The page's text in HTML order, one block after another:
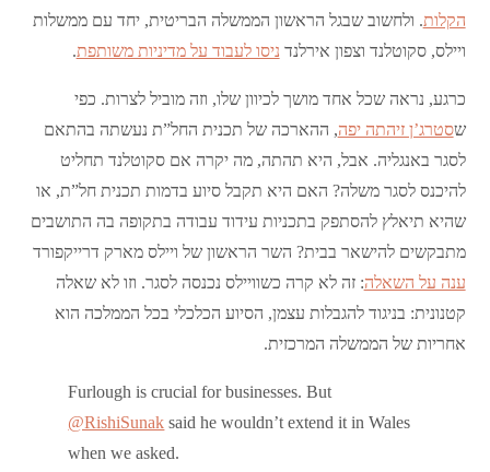
הקלות. ולחשוב שבגל הראשון הממשלה הבריטית, יחד עם ממשלות
ויילס, סקוטלנד וצפון אירלנד ניסו לעבוד על מדיניות משותפת.
כרגע, נראה שכל אחד מושך לכיוון שלו, וזה מוביל לצרות. כפי
שסטרג’ן זיהתה יפה, ההארכה של תכנית החל”ת נעשתה בהתאם
לסגר באנגליה. אבל, היא תהתה, מה יקרה אם סקוטלנד תחליט
להיכנס לסגר משלה? האם היא תקבל סיוע בדמות תכנית חל”ת, או
שהיא תיאלץ להסתפק בתכניות עידוד עבודה בתקופה בה התושבים
מתבקשים להישאר בבית? השר הראשון של ויילס מארק דרייקפורד
ענה על השאלה: זה לא קרה כשוויילס נכנסה לסגר. וזו לא שאלה
קטנונית: בניגוד להגבלות עצמן, הסיוע הכלכלי בכל הממלכה הוא
אחריות של הממשלה המרכזית.
Furlough is crucial for businesses. But
@RishiSunak said he wouldn’t extend it in Wales
when we asked.